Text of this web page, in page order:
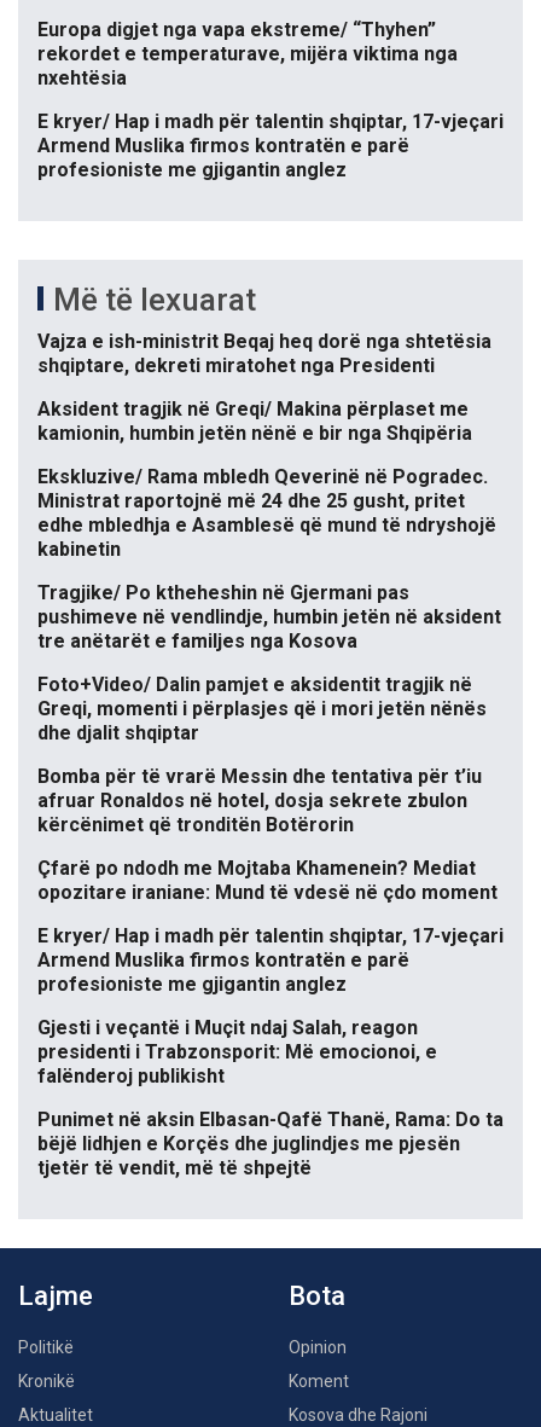
Europa digjet nga vapa ekstreme/ “Thyhen”
rekordet e temperaturave, mijëra viktima nga
nxehtësia
E kryer/ Hap i madh për talentin shqiptar, 17-vjeçari
Armend Muslika firmos kontratën e parë
profesioniste me gjigantin anglez
Më të lexuarat
Vajza e ish-ministrit Beqaj heq dorë nga shtetësia
shqiptare, dekreti miratohet nga Presidenti
Aksident tragjik në Greqi/ Makina përplaset me
kamionin, humbin jetën nënë e bir nga Shqipëria
Ekskluzive/ Rama mbledh Qeverinë në Pogradec.
Ministrat raportojnë më 24 dhe 25 gusht, pritet
edhe mbledhja e Asamblesë që mund të ndryshojë
kabinetin
Tragjike/ Po ktheheshin në Gjermani pas
pushimeve në vendlindje, humbin jetën në aksident
tre anëtarët e familjes nga Kosova
Foto+Video/ Dalin pamjet e aksidentit tragjik në
Greqi, momenti i përplasjes që i mori jetën nënës
dhe djalit shqiptar
Bomba për të vrarë Messin dhe tentativa për t’iu
afruar Ronaldos në hotel, dosja sekrete zbulon
kërcënimet që tronditën Botërorin
Çfarë po ndodh me Mojtaba Khamenein? Mediat
opozitare iraniane: Mund të vdesë në çdo moment
E kryer/ Hap i madh për talentin shqiptar, 17-vjeçari
Armend Muslika firmos kontratën e parë
profesioniste me gjigantin anglez
Gjesti i veçantë i Muçit ndaj Salah, reagon
presidenti i Trabzonsporit: Më emocionoi, e
falënderoj publikisht
Punimet në aksin Elbasan-Qafë Thanë, Rama: Do ta
bëjë lidhjen e Korçës dhe juglindjes me pjesën
tjetër të vendit, më të shpejtë
Lajme
Politikë
Kronikë
Aktualitet
Bota
Opinion
Koment
Kosova dhe Rajoni